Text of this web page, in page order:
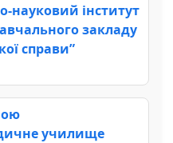
науковий інститут
закладу
справи”
училище